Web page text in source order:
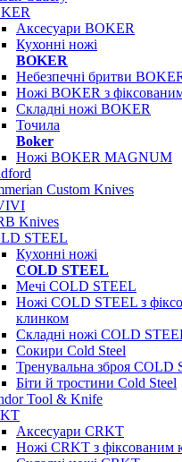
Аксесуари BOKER
Кухонні ножі
BOKER
Небезпечні бритви
Ножі BOKER з
Складні ножі BOKER
Точила
Boker
Ножі BOKER MAGNUM
Custom Knives
Knives
STEEL
Кухонні ножі
COLD STEEL
Мечі COLD STEEL
Ножі COLD STEEL з
клинком
Складні ножі COLD
Сокири Cold Steel
Тренувальна зброя COLD
Біти й тростини Cold Steel
Tool & Knife
Аксесуари CRKT
Ножі CRKT з фіксованим